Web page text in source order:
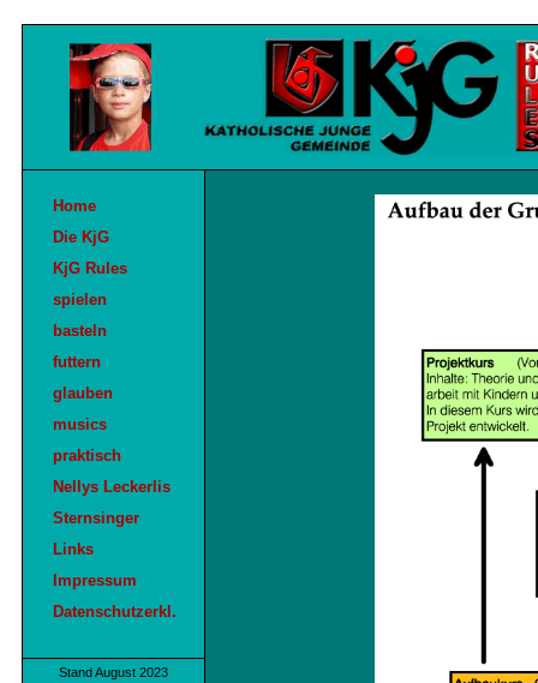
Home
Die KjG
KjG Rules
spielen
basteln
futtern
glauben
musics
praktisch
Nellys Leckerlis
Sternsinger
Links
Impressum
Datenschutzerkl.
Stand August 2023